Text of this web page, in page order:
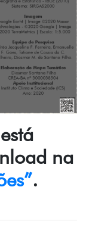
na
.